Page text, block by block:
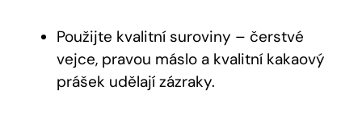
Použijte ‍kvalitní suroviny – čerstvé
vejce, pravou máslo⁢ a kvalitní kakaový
prášek udělají zázraky.